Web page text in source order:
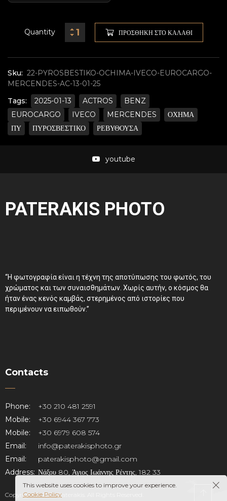
Sku: 22-PYROSBESTIKO-OCHIMA-IVECO-EUROCARGO-
MERCENDES-AC-13-01-25
Tags:
2025-01-13 ACTROS
BENZ
EUROCARGO
IVECO MERCENDES
ΟΧΗΜΑ
ΠΥ
ΠΥΡΟΣΒΕΣΤΙΚΟ ΡΕΒΥΘΟΥΣΑ
Quantity ΠΡΟΣΘΉΚΗ ΣΤΟ ΚΑΛΆΘΙ
youtube
PATERAKIS PHOTO
“Η φωτογραφία είναι η τέχνη της αποτύπωσης του φωτός, του
χρώματος και των συναισθημάτων. Χωρίς αυτήν, ο κόσμος θα
ήταν ένας κενός καμβάς, στερημένος από ιστορίες που
περιμένουν να ειπωθούν.”
Contacts
Phone:
+30 210 481 2591
Mobile:
+30 6944 367 773
Mobile:
+30 6979 608 574
Email:
info@paterakisphoto.gr
Email:
paterakisphoto@gmail.com
Address: Νάξου 80, Άγιος Ιωάννης Ρέντης, 182 33
Copyright © 2025 Paterakis. All Rights Reserved.
This website uses cookies to improve your experience.
Cookie Policy